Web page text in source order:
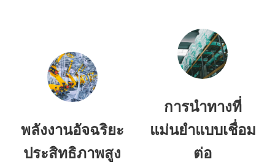
พลังงานอัจฉริยะ
ประสิทธิภาพสูง
การนำทางที่
แม่นยำแบบเชื่อม
ต่อ